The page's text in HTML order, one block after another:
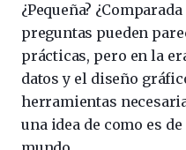
¿Pequeña?
preguntas pueden
prácticas, pero en la
datos y el diseño
herramientas
una idea de como es